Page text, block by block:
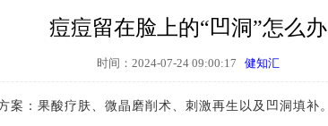
痘痘留在脸上的“凹洞”怎么办
时间：2024-07-24 09:00:17 健知汇
果酸疗肤、微晶磨削术、刺激再生以及凹洞填补。